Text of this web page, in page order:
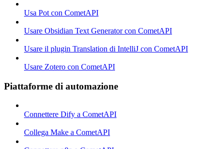
Usa Pot con CometAPI
Usare Obsidian Text Generator con CometAPI
Usare il plugin Translation di IntelliJ con CometAPI
Usare Zotero con CometAPI
Piattaforme di automazione
Connettere Dify a CometAPI
Collega Make a CometAPI